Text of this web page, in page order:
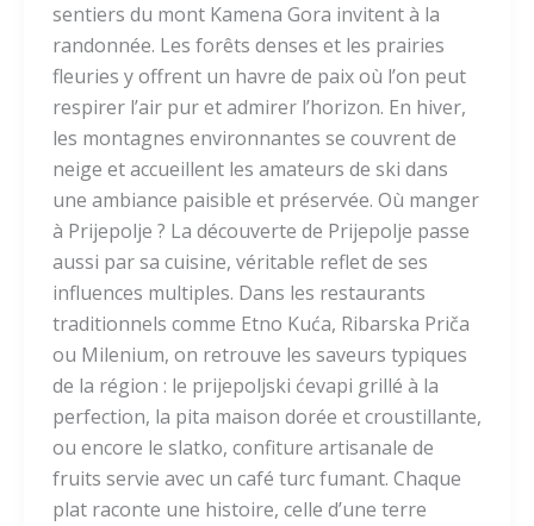
sentiers du mont Kamena Gora invitent à la
randonnée. Les forêts denses et les prairies
fleuries y offrent un havre de paix où l’on peut
respirer l’air pur et admirer l’horizon. En hiver,
les montagnes environnantes se couvrent de
neige et accueillent les amateurs de ski dans
une ambiance paisible et préservée. Où manger
à Prijepolje ? La découverte de Prijepolje passe
aussi par sa cuisine, véritable reflet de ses
influences multiples. Dans les restaurants
traditionnels comme Etno Kuća, Ribarska Priča
ou Milenium, on retrouve les saveurs typiques
de la région : le prijepoljski ćevapi grillé à la
perfection, la pita maison dorée et croustillante,
ou encore le slatko, confiture artisanale de
fruits servie avec un café turc fumant. Chaque
plat raconte une histoire, celle d’une terre